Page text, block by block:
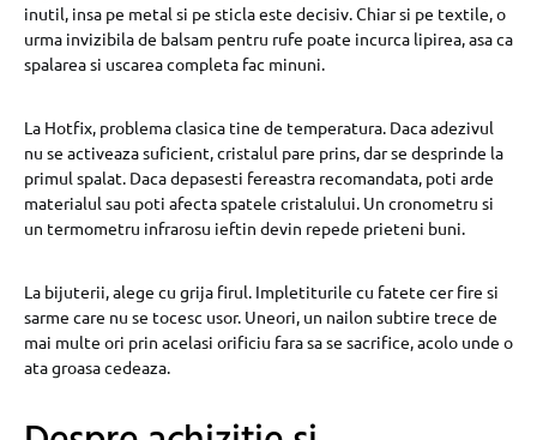
inutil, insa pe metal si pe sticla este decisiv. Chiar si pe textile, o
urma invizibila de balsam pentru rufe poate incurca lipirea, asa ca
spalarea si uscarea completa fac minuni.
La Hotfix, problema clasica tine de temperatura. Daca adezivul
nu se activeaza suficient, cristalul pare prins, dar se desprinde la
primul spalat. Daca depasesti fereastra recomandata, poti arde
materialul sau poti afecta spatele cristalului. Un cronometru si
un termometru infrarosu ieftin devin repede prieteni buni.
La bijuterii, alege cu grija firul. Impletiturile cu fatete cer fire si
sarme care nu se tocesc usor. Uneori, un nailon subtire trece de
mai multe ori prin acelasi orificiu fara sa se sacrifice, acolo unde o
ata groasa cedeaza.